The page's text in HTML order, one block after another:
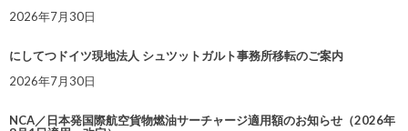
2026年7月30日
にしてつドイツ現地法人 シュツットガルト事務所移転のご案内
2026年7月30日
NCA／日本発国際航空貨物燃油サーチャージ適用額のお知らせ（2026年